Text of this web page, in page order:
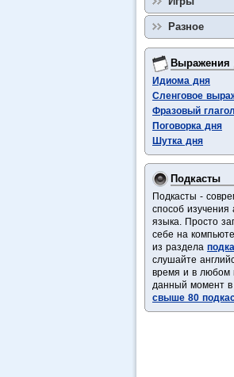
Разное
Выражения
Идиома дня
Сленговое
Фразовый
Поговорка дня
Шутка дня
Подкасты
Подкасты -
способ изучения
языка. Просто
себе на
из раздела
слушайте
время и в любом
данный момент в
свыше 80